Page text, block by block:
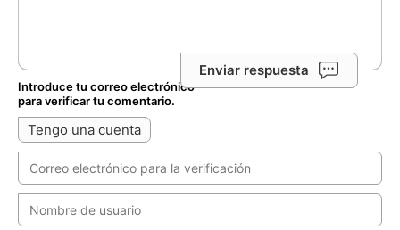
Enviar respuesta
Introduce tu correo electrónico
para verificar tu comentario.
Tengo una cuenta